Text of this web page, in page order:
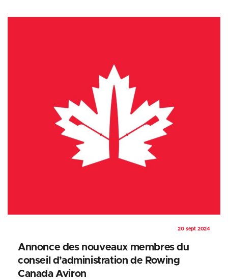
20 sept 2024
Annonce des nouveaux membres du
conseil d’administration de Rowing
Canada Aviron